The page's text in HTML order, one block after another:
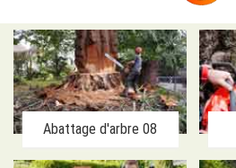
Abattage d'arbre 08